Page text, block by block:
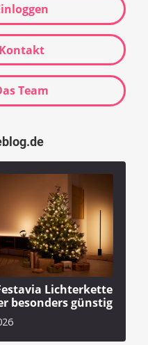
Kontakt
Team
Lichterkette
besonders günstig